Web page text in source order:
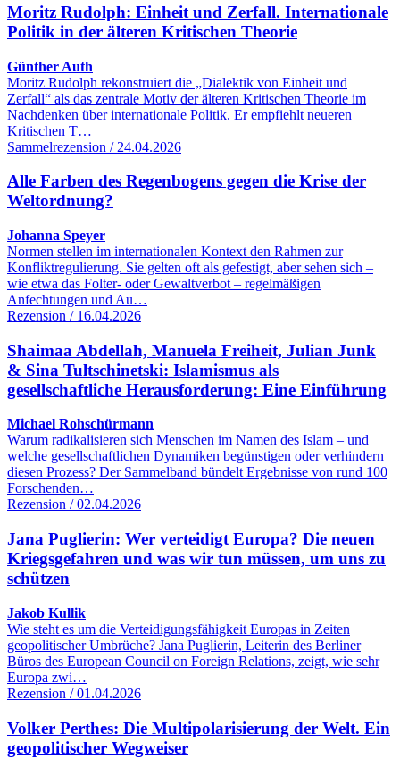
Moritz Rudolph: Einheit und Zerfall. Internationale
Politik in der älteren Kritischen Theorie
Günther Auth
Moritz Rudolph rekonstruiert die „Dialektik von Einheit und
Zerfall“ als das zentrale Motiv der älteren Kritischen Theorie im
Nachdenken über internationale Politik. Er empfiehlt neueren
Kritischen T…
Sammelrezension / 24.04.2026
Alle Farben des Regenbogens gegen die Krise der
Weltordnung?
Johanna Speyer
Normen stellen im internationalen Kontext den Rahmen zur
Konfliktregulierung. Sie gelten oft als gefestigt, aber sehen sich –
wie etwa das Folter- oder Gewaltverbot – regelmäßigen
Anfechtungen und Au…
Rezension / 16.04.2026
Shaimaa Abdellah, Manuela Freiheit, Julian Junk
& Sina Tultschinetski: Islamismus als
gesellschaftliche Herausforderung: Eine Einführung
Michael Rohschürmann
Warum radikalisieren sich Menschen im Namen des Islam – und
welche gesellschaftlichen Dynamiken begünstigen oder verhindern
diesen Prozess? Der Sammelband bündelt Ergebnisse von rund 100
Forschenden…
Rezension / 02.04.2026
Jana Puglierin: Wer verteidigt Europa? Die neuen
Kriegsgefahren und was wir tun müssen, um uns zu
schützen
Jakob Kullik
Wie steht es um die Verteidigungsfähigkeit Europas in Zeiten
geopolitischer Umbrüche? Jana Puglierin, Leiterin des Berliner
Büros des European Council on Foreign Relations, zeigt, wie sehr
Europa zwi…
Rezension / 01.04.2026
Volker Perthes: Die Multipolarisierung der Welt. Ein
geopolitischer Wegweiser